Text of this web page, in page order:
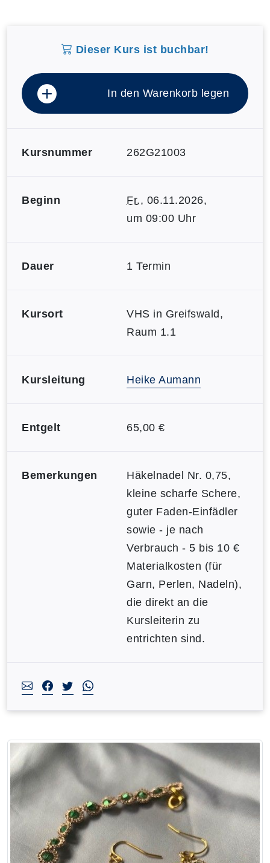
Dieser Kurs ist buchbar!
In den Warenkorb legen
Kursnummer 262G21003
Beginn Fr., 06.11.2026,
um 09:00 Uhr
Dauer 1 Termin
Kursort
VHS in Greifswald,
Raum 1.1
Kursleitung Heike Aumann
Entgelt 65,00 €
Bemerkungen
Häkelnadel Nr. 0,75,
kleine scharfe Schere,
guter Faden-Einfädler
sowie - je nach
Verbrauch - 5 bis 10 €
Materialkosten (für
Garn, Perlen, Nadeln),
die direkt an die
Kursleiterin zu
entrichten sind.